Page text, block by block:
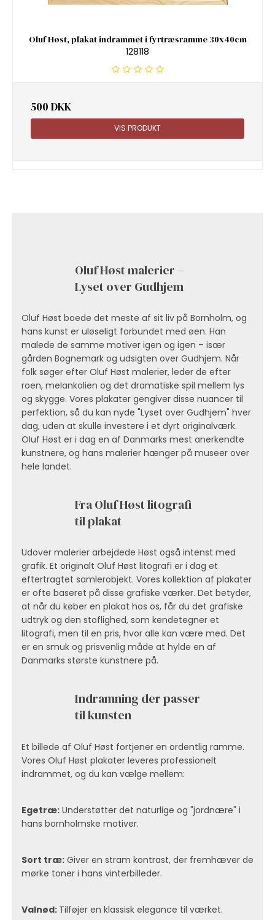
Oluf Høst, plakat indrammet i fyrtræsramme 30x40cm
128118
500 DKK
VIS PRODUKT
Oluf Høst malerier –
Lyset over Gudhjem
Oluf Høst boede det meste af sit liv på Bornholm, og
hans kunst er uløseligt forbundet med øen. Han
malede de samme motiver igen og igen – især
gården Bognemark og udsigten over Gudhjem. Når
folk søger efter Oluf Høst malerier, leder de efter
roen, melankolien og det dramatiske spil mellem lys
og skygge. Vores plakater gengiver disse nuancer til
perfektion, så du kan nyde "Lyset over Gudhjem" hver
dag, uden at skulle investere i et dyrt originalværk.
Oluf Høst er i dag en af Danmarks mest anerkendte
kunstnere, og hans malerier hænger på museer over
hele landet.
Fra Oluf Høst litografi
til plakat
Udover malerier arbejdede Høst også intenst med
grafik. Et originalt Oluf Høst litografi er i dag et
eftertragtet samlerobjekt. Vores kollektion af plakater
er ofte baseret på disse grafiske værker. Det betyder,
at når du køber en plakat hos os, får du det grafiske
udtryk og den stoflighed, som kendetegner et
litografi, men til en pris, hvor alle kan være med. Det
er en smuk og prisvenlig måde at hylde en af
Danmarks største kunstnere på.
Indramning der passer
til kunsten
Et billede af Oluf Høst fortjener en ordentlig ramme.
Vores Oluf Høst plakater leveres professionelt
indrammet, og du kan vælge mellem:
Egetræ: Understøtter det naturlige og "jordnære" i
hans bornholmske motiver.
Sort træ: Giver en stram kontrast, der fremhæver de
mørke toner i hans vinterbilleder.
Valnød: Tilføjer en klassisk elegance til værket.